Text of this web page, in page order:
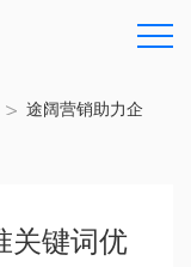
途阔营销助力企
关键词优